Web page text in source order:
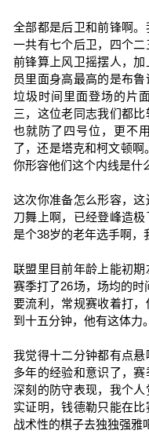
全部都是后卫和前锋啊
一共有七个后卫，四个
前锋算上风卫摇摆人，
员里面身高最高的是布
垃圾时间里面登场的片
三，这位老同志我们都
也就防了四号位，更不
了，还是塔克和柯文顿啊
你形容他们这个内线是什
这次你准备怎么形容，
刀舞上啊，已经登峰造
是个38岁的老年选手啊，
联盟里目前年龄上能初
赛季打了26场，场均的
要流利，常规赛收着打
到十五分钟，他有这体力。
我觉得十二分钟都有点
多年的经验和意识了，
深刻的防守表现，我个
实证明，钱德勒只能在
战术性的棋子去独独强雅